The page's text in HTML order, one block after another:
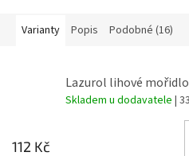
Varianty Popis Podobné (16)
Lazurol lihové
Skladem u dodavatele |
112 Kč